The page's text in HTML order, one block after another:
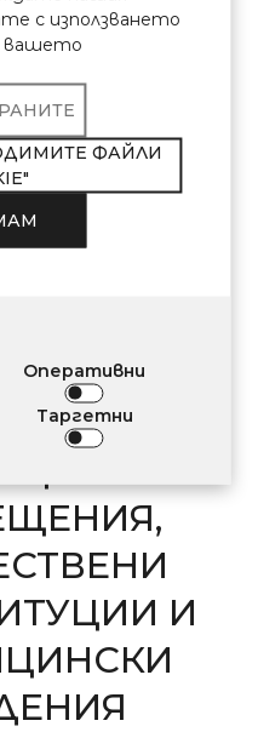
кварцов
Avant
НА
НА
И
с използването
вашето
ФАЙЛИ
Оперативни
Таргетни